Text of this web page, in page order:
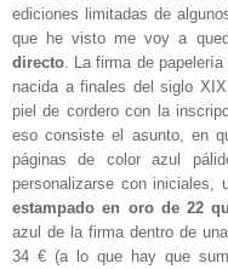
ediciones limitadas de
que he visto me voy a
directo . La firma de
nacida a finales del siglo
piel de cordero con la
eso consiste el asunto, en
páginas de color azul
personalizarse con
estampado en oro de 22
azul de la firma dentro de
34 € (a lo que hay que